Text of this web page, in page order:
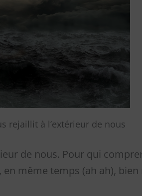
rejaillit à l’extérieur de nous
de nous. Pour qui
en même temps (ah ah),